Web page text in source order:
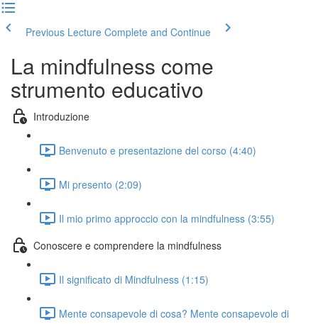
Previous Lecture Complete and Continue
La mindfulness come
strumento educativo
Introduzione
Benvenuto e presentazione del corso (4:40)
Mi presento (2:09)
Il mio primo approccio con la mindfulness (3:55)
Conoscere e comprendere la mindfulness
Il significato di Mindfulness (1:15)
Mente consapevole di cosa? Mente consapevole di